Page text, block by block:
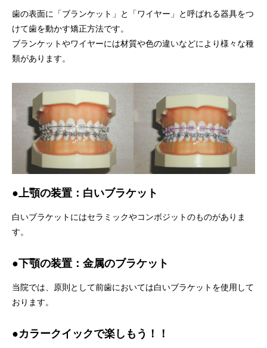
歯の表面に「ブランケット」と「ワイヤー」と呼ばれる器具をつ
けて歯を動かす矯正方法です。
ブランケットやワイヤーには材質や色の違いなどにより様々な種
類があります。
●上顎の装置：白いブラケット
白いブラケットにはセラミックやコンボジットのものがありま
す。
●下顎の装置：金属のブラケット
当院では、原則として前歯においては白いブラケットを使用して
おります。
●カラークイックで楽しもう！！